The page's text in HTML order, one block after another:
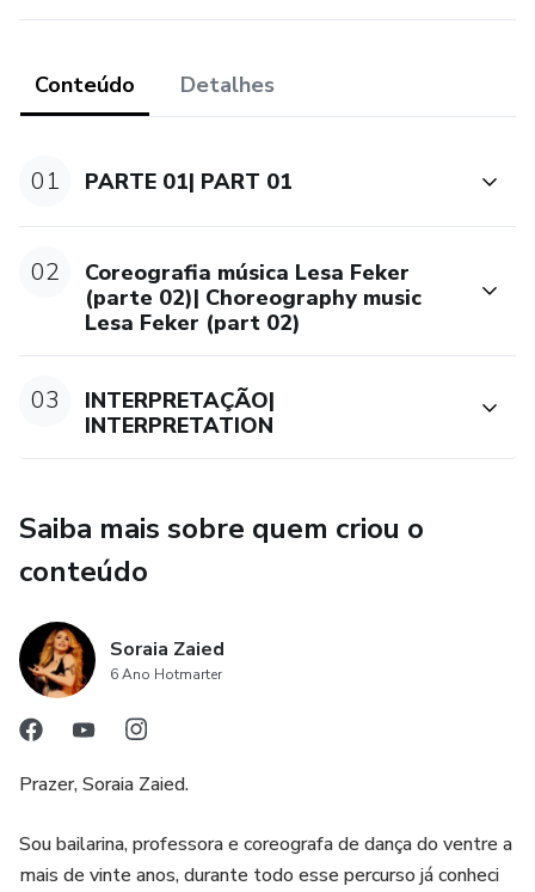
This is a byproduct of the Queens of Hips course.
This is a series of choreography classes for the song
rhythm, and emotion of the song "Lessa Feker".
The course contains techniques from contemporary dance,
belly dance, and other folk dances that are suitable for the
song "Less Feker".
The course also covers the meaning of the song's lyrics
understanding of the connection between music and dance.
Conteúdo Detalhes
01 PARTE 01| PART 01
02
Coreografia música Lesa Feker
(parte 02)| Choreography music
Lesa Feker (part 02)
03
INTERPRETAÇÃO|
INTERPRETATION
Saiba mais sobre quem criou o
conteúdo
Soraia Zaied
6 Ano Hotmarter
Prazer, Soraia Zaied.
Sou bailarina, professora e coreografa de dança do ventre a
mais de vinte anos, durante todo esse percurso já conheci